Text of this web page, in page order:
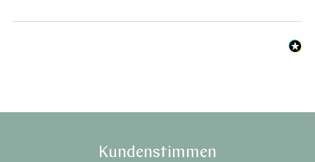
Kundenstimmen